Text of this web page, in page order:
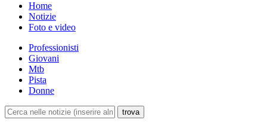
Home
Notizie
Foto e video
Professionisti
Giovani
Mtb
Pista
Donne